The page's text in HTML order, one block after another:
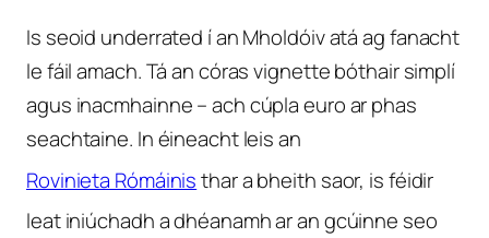
Is seoid underrated í an Mholdóiv atá ag fanacht
le fáil amach. Tá an córas vignette bóthair simplí
agus inacmhainne – ach cúpla euro ar phas
seachtaine. In éineacht leis an
Rovinieta Rómáinisthar a bheith saor, is féidir
leat iniúchadh a dhéanamh ar an gcúinne seo